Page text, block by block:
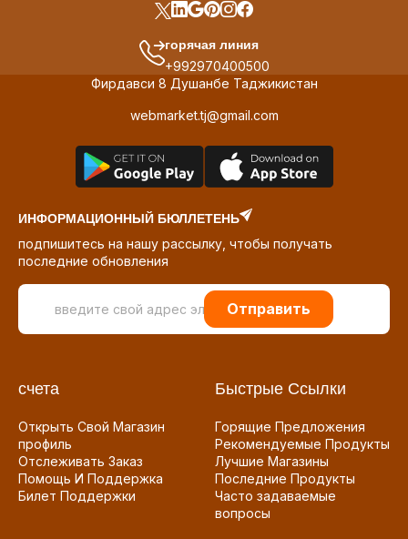
горячая линия
+992970400500
Фирдавси 8 Душанбе Таджикистан
webmarket.tj@gmail.com
ИНФОРМАЦИОННЫЙ БЮЛЛЕТЕНЬ
подпишитесь на нашу рассылку, чтобы получать
последние обновления
Отправить
счета
Открыть Свой Магазин
профиль
Отслеживать Заказ
Помощь И Поддержка
Билет Поддержки
Быстрые Ссылки
Горящие Предложения
Рекомендуемые Продукты
Лучшие Магазины
Последние Продукты
Часто задаваемые
вопросы